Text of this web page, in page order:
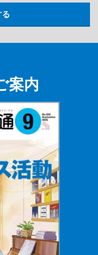
案内